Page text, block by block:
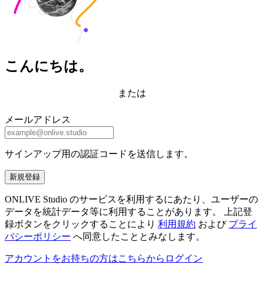
こんにちは。
または
メールアドレス
サインアップ用の認証コードを送信します。
新規登録
ONLIVE Studio のサービスを利用するにあたり、ユーザーの
データを統計データ等に利用することがあります。 上記登
録ボタンをクリックすることにより 利用規約 および プライ
バシーポリシー へ同意したこととみなします。
アカウントをお持ちの方はこちらからログイン